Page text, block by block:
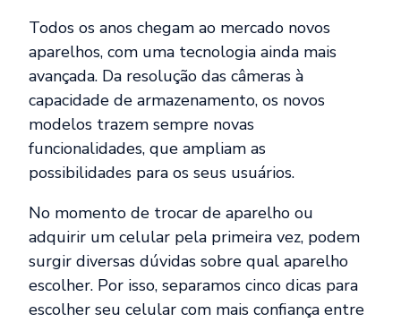
Todos os anos chegam ao mercado novos
aparelhos, com uma tecnologia ainda mais
avançada. Da resolução das câmeras à
capacidade de armazenamento, os novos
modelos trazem sempre novas
funcionalidades, que ampliam as
possibilidades para os seus usuários.
No momento de trocar de aparelho ou
adquirir um celular pela primeira vez, podem
surgir diversas dúvidas sobre qual aparelho
escolher. Por isso, separamos cinco dicas para
escolher seu celular com mais confiança entre